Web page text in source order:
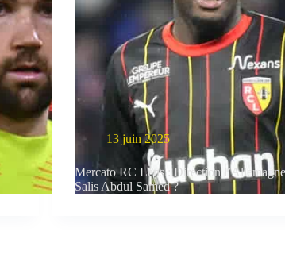
13 juin 2025
Mercato RC Lens : Direction
Salis Abdul Samed ?